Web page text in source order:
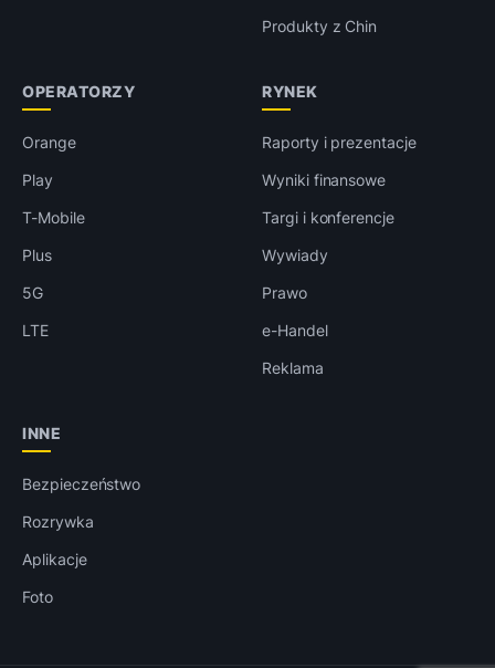
Produkty z Chin
OPERATORZY
Orange
Play
T-Mobile
Plus
5G
LTE
RYNEK
Raporty i prezentacje
Wyniki finansowe
Targi i konferencje
Wywiady
Prawo
e-Handel
Reklama
INNE
Bezpieczeństwo
Rozrywka
Aplikacje
Foto